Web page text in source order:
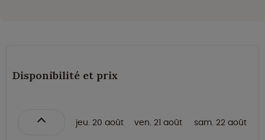
Disponibilité et prix
jeu. 20 août ven. 21 août sam. 22 août